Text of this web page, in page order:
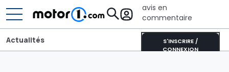
avis en
commentaire
S'INSCRIRE /
CONNEXION
Actualités